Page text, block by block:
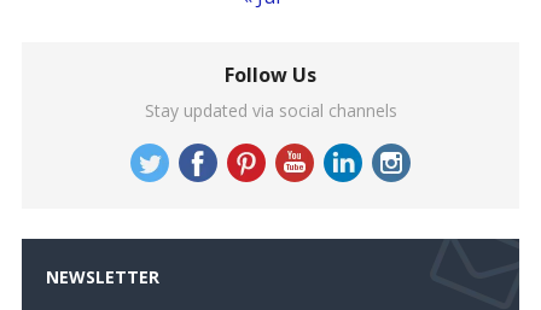
Follow Us
Stay updated via social channels
NEWSLETTER